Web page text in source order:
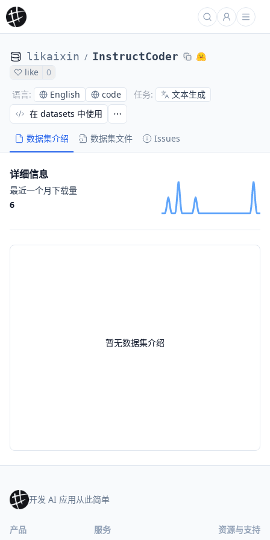
likaixin / InstructCoder
like
0
语言: English code 任务: 文本生成
数据集介绍 数据集文件 Issues
在 datasets 中使用
暂无数据集介绍
详细信息
最近一个月下载量
6
开发 AI 应用从此简单
产品 服务 资源与支持